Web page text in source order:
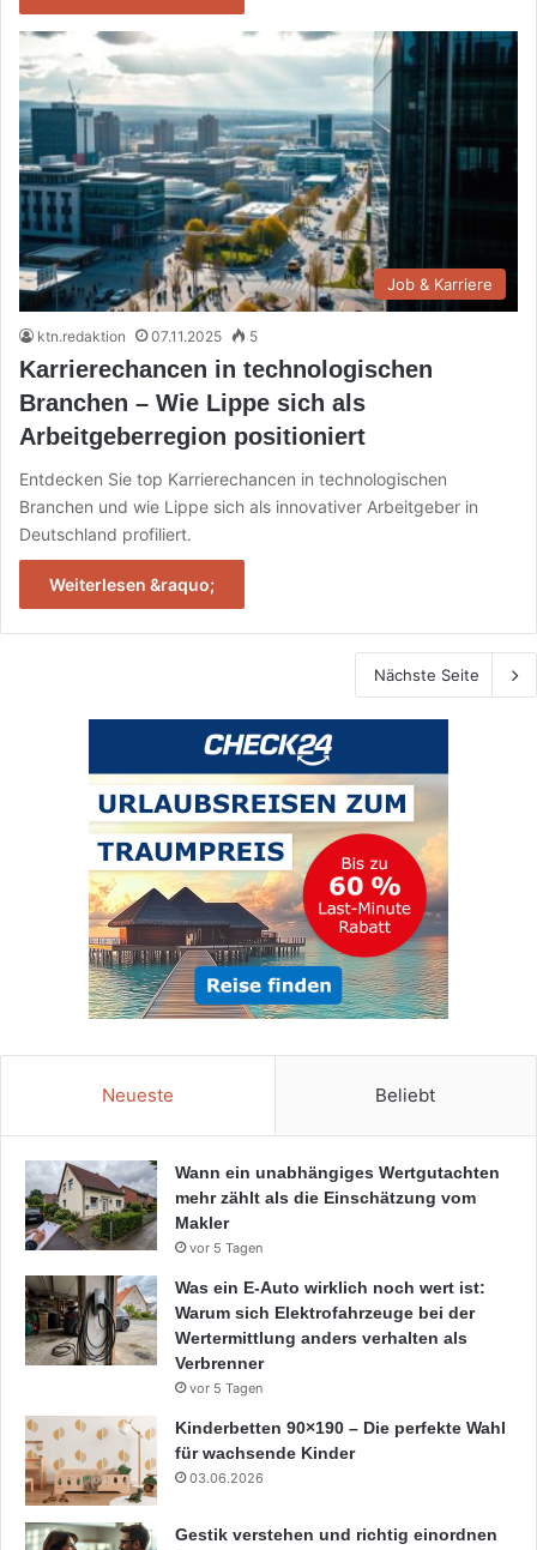
Job & Karriere
ktn.redaktion 07.11.2025 5
Karrierechancen in technologischen
Branchen – Wie Lippe sich als
Arbeitgeberregion positioniert
Entdecken Sie top Karrierechancen in technologischen
Branchen und wie Lippe sich als innovativer Arbeitgeber in
Deutschland profiliert.
Weiterlesen &raquo;
Nächste Seite
Neueste Beliebt
Wann ein unabhängiges Wertgutachten
mehr zählt als die Einschätzung vom
Makler
vor 5 Tagen
Was ein E-Auto wirklich noch wert ist:
Warum sich Elektrofahrzeuge bei der
Wertermittlung anders verhalten als
Verbrenner
vor 5 Tagen
Kinderbetten 90×190 – Die perfekte Wahl
für wachsende Kinder
03.06.2026
Gestik verstehen und richtig einordnen